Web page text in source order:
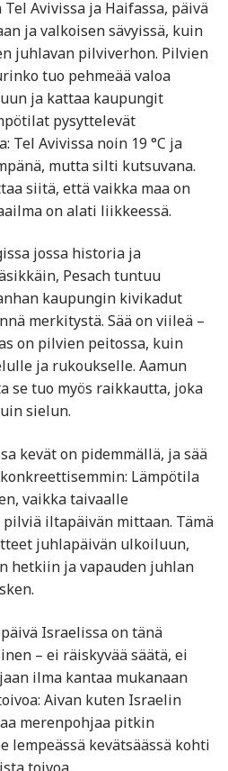
Avivissa ja Haifassa, päivä
ja valkoisen sävyissä, kuin
juhlavan pilviverhon. Pilvien
tuo pehmeää valoa
ja kattaa kaupungit
pysyttelevät
Tel Avivissa noin 19 °C ja
mutta silti kutsuvana.
siitä, että vaikka maa on
on alati liikkeessä.
jossa historia ja
Pesach tuntuu
kaupungin kivikadut
merkitystä. Sää on viileä –
on pilvien peitossa, kuin
ja rukoukselle. Aamun
se tuo myös raikkautta, joka
sielun.
kevät on pidemmällä, ja sää
Lämpötila
vaikka taivaalle
iltapäivän mittaan. Tämä
juhlapäivän ulkoiluun,
hetkiin ja vapauden juhlan
Israelissa on tänä
– ei räiskyvää säätä, ei
ilma kantaa mukanaan
Aivan kuten Israelin
merenpohjaa pitkin
lempeässä kevätsäässä kohti